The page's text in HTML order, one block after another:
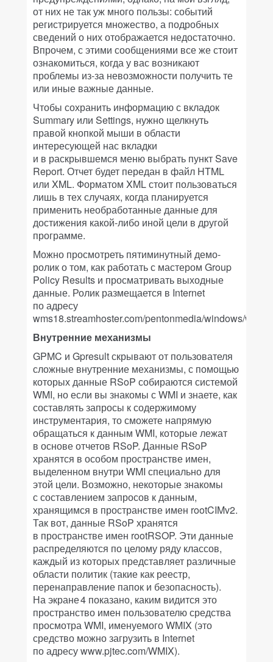
от них не так уж много пользы: событий
регистрируется множество, а подробных
сведений о них отображается недостаточно.
Впрочем, с этими сообщениями все же стоит
ознакомиться, когда у вас возникают
проблемы из-за невозможности получить те
или иные важные данные.
Чтобы сохранить информацию с вкладок
Summary или Settings, нужно щелкнуть
правой кнопкой мыши в области
интересующей нас вкладки
и в раскрывшемся меню выбрать пункт Save
Report. Отчет будет передан в файл HTML
или XML. Форматом XML стоит пользоваться
лишь в тех случаях, когда планируется
применить необработанные данные для
достижения какой-либо иной цели в другой
программе.
Можно просмотреть пятиминутный демо-
ролик о том, как работать с мастером Group
Policy Results и просматривать выходные
данные. Ролик размещается в Internet
по адресу
wms18.streamhoster.com/pentonmedia/windows/
Внутренние механизмы
GPMC и Gpresult скрывают от пользователя
сложные внутренние механизмы, с помощью
которых данные RSoP собираются системой
WMI, но если вы знакомы с WMI и знаете, как
составлять запросы к содержимому
инструментария, то сможете напрямую
обращаться к данным WMI, которые лежат
в основе отчетов RSoP. Данные RSoP
хранятся в особом пространстве имен,
выделенном внутри WMI специально для
этой цели. Возможно, некоторые знакомы
с составлением запросов к данным,
хранящимся в пространстве имен rootCIMv2.
Так вот, данные RSoP хранятся
в пространстве имен rootRSOP. Эти данные
распределяются по целому ряду классов,
каждый из которых представляет различные
области политик (такие как реестр,
перенаправление папок и безопасность).
На экране 4 показано, каким видится это
пространство имен пользователю средства
просмотра WMI, именуемого WMIX (это
средство можно загрузить в Internet
по адресу www.pjtec.com/WMIX).